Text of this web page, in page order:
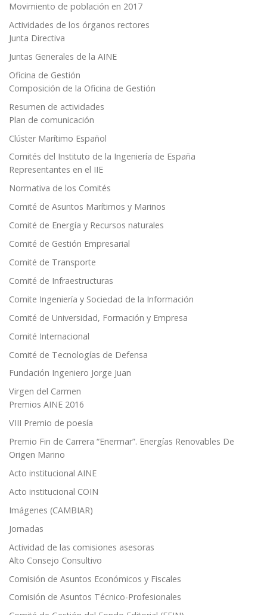
Movimiento de población en 2017
Actividades de los órganos rectores
Junta Directiva
Juntas Generales de la AINE
Oficina de Gestión
Composición de la Oficina de Gestión
Resumen de actividades
Plan de comunicación
Clúster Marítimo Español
Comités del Instituto de la Ingeniería de España
Representantes en el IIE
Normativa de los Comités
Comité de Asuntos Marítimos y Marinos
Comité de Energía y Recursos naturales
Comité de Gestión Empresarial
Comité de Transporte
Comité de Infraestructuras
Comite Ingeniería y Sociedad de la Información
Comité de Universidad, Formación y Empresa
Comité Internacional
Comité de Tecnologías de Defensa
Fundación Ingeniero Jorge Juan
Virgen del Carmen
Premios AINE 2016
VIII Premio de poesía
Premio Fin de Carrera “Enermar”. Energías Renovables De
Origen Marino
Acto institucional AINE
Acto institucional COIN
Imágenes (CAMBIAR)
Jornadas
Actividad de las comisiones asesoras
Alto Consejo Consultivo
Comisión de Asuntos Económicos y Fiscales
Comisión de Asuntos Técnico-Profesionales